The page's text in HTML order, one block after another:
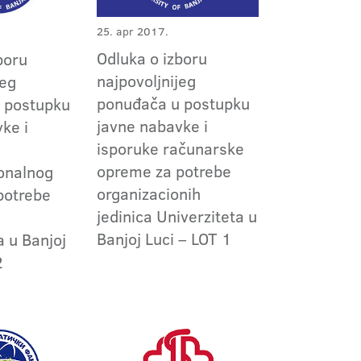
i
u Banjoj
25. apr 2017.
Odluka o izboru
najpovoljnijeg
ponuđača u postupku
javne nabavke i
isporuke računarske
opreme za potrebe
organizacionih
jedinica Univerziteta u
Banjoj Luci – LOT 1